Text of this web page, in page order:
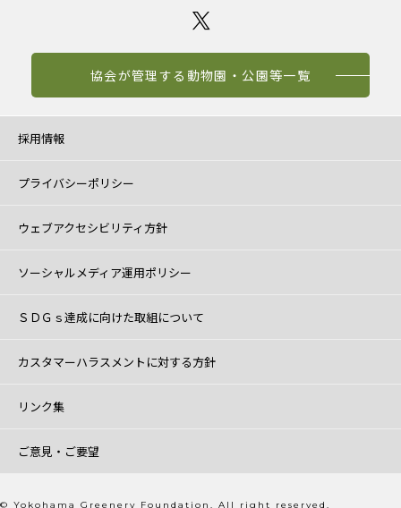
協会が管理する動物園・公園等一覧
採用情報
プライバシーポリシー
ウェブアクセシビリティ方針
ソーシャルメディア運用ポリシー
ＳＤＧｓ達成に向けた取組について
カスタマーハラスメントに対する方針
リンク集
ご意見・ご要望
© Yokohama Greenery Foundation. All right reserved.